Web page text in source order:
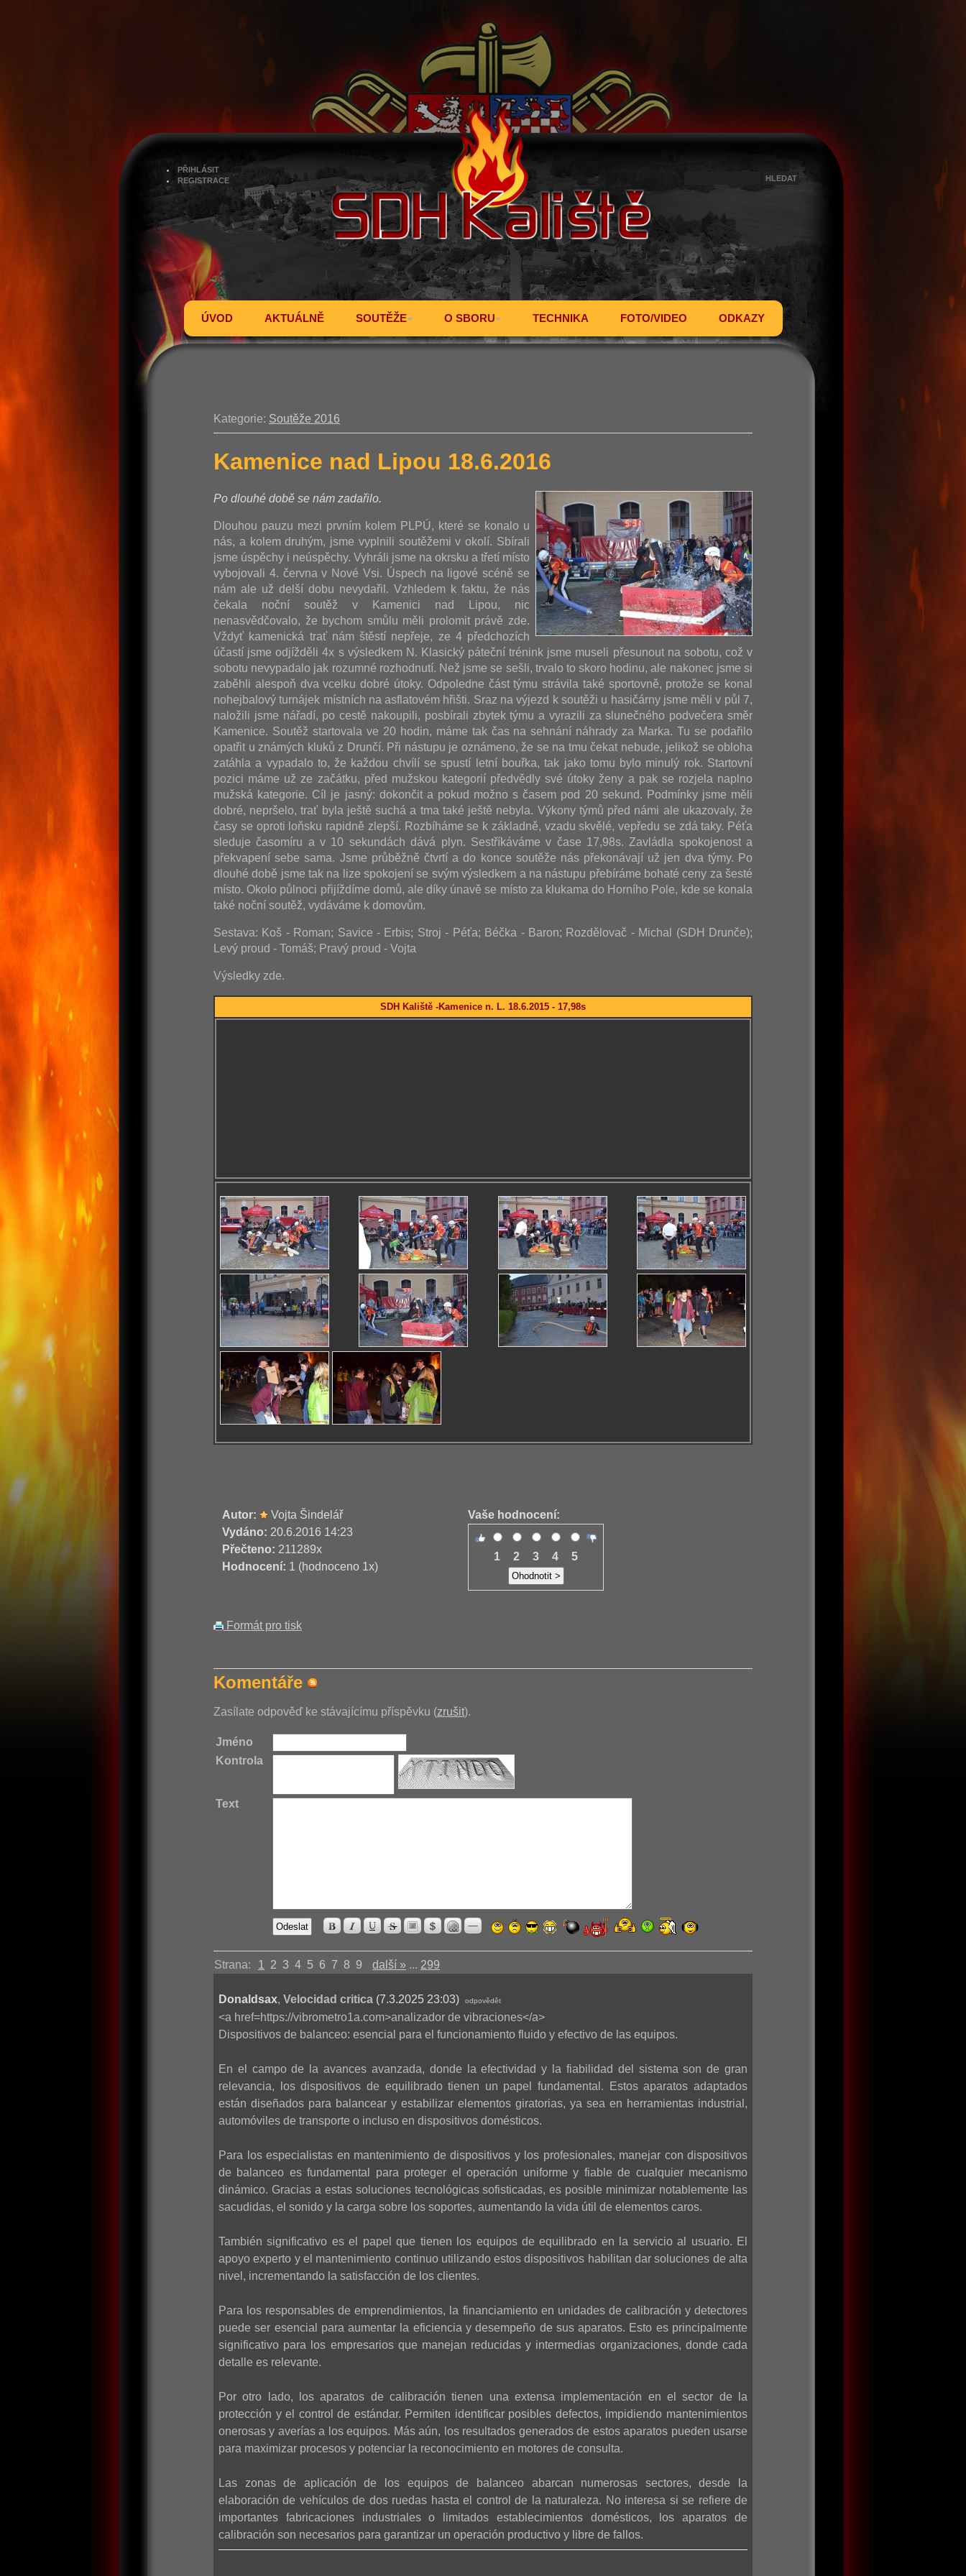
PŘIHLÁSIT
REGISTRACE
ÚVOD AKTUÁLNĚ SOUTĚŽE O SBORU TECHNIKA FOTO/VIDEO ODKAZY
Kategorie: Soutěže 2016
Kamenice nad Lipou 18.6.2016
Po dlouhé době se nám zadařilo.
Dlouhou pauzu mezi prvním kolem PLPÚ, které se konalo u
nás, a kolem druhým, jsme vyplnili soutěžemi v okolí. Sbírali
jsme úspěchy i neúspěchy. Vyhráli jsme na okrsku a třetí místo
vybojovali 4. června v Nové Vsi. Úspech na ligové scéně se
nám ale už delší dobu nevydařil. Vzhledem k faktu, že nás
čekala noční soutěž v Kamenici nad Lipou, nic
nenasvědčovalo, že bychom smůlu měli prolomit právě zde.
Vždyť kamenická trať nám štěstí nepřeje, ze 4 předchozích
účastí jsme odjížděli 4x s výsledkem N. Klasický páteční trénink jsme museli přesunout na sobotu, což v
sobotu nevypadalo jak rozumné rozhodnutí. Než jsme se sešli, trvalo to skoro hodinu, ale nakonec jsme si
zaběhli alespoň dva vcelku dobré útoky. Odpoledne část týmu strávila také sportovně, protože se konal
nohejbalový turnájek místních na asflatovém hřišti. Sraz na výjezd k soutěži u hasičárny jsme měli v půl 7,
naložili jsme nářadí, po cestě nakoupili, posbírali zbytek týmu a vyrazili za slunečného podvečera směr
Kamenice. Soutěž startovala ve 20 hodin, máme tak čas na sehnání náhrady za Marka. Tu se podařilo
opatřit u známých kluků z Drunčí. Při nástupu je oznámeno, že se na tmu čekat nebude, jelikož se obloha
zatáhla a vypadalo to, že každou chvílí se spustí letní bouřka, tak jako tomu bylo minulý rok. Startovní
pozici máme už ze začátku, před mužskou kategorií předvědly své útoky ženy a pak se rozjela naplno
mužská kategorie. Cíl je jasný: dokončit a pokud možno s časem pod 20 sekund. Podmínky jsme měli
dobré, nepršelo, trať byla ještě suchá a tma také ještě nebyla. Výkony týmů před námi ale ukazovaly, že
časy se oproti loňsku rapidně zlepší. Rozbíháme se k základně, vzadu skvělé, vepředu se zdá taky. Péťa
sleduje časomíru a v 10 sekundách dává plyn. Sestříkáváme v čase 17,98s. Zavládla spokojenost a
překvapení sebe sama. Jsme průběžně čtvrtí a do konce soutěže nás překonávají už jen dva týmy. Po
dlouhé době jsme tak na lize spokojení se svým výsledkem a na nástupu přebíráme bohaté ceny za šesté
místo. Okolo půlnoci přijíždíme domů, ale díky únavě se místo za klukama do Horního Pole, kde se konala
také noční soutěž, vydáváme k domovům.
Sestava: Koš - Roman; Savice - Erbis; Stroj - Péťa; Béčka - Baron; Rozdělovač - Michal (SDH Drunče);
Levý proud - Tomáš; Pravý proud - Vojta
Výsledky zde.
SDH Kaliště -Kamenice n. L. 18.6.2015 - 17,98s
Autor:
Vojta Šindelář
Vydáno: 20.6.2016 14:23
Přečteno: 211289x
Hodnocení: 1 (hodnoceno 1x)
Vaše hodnocení:
1 2 3 4 5
Formát pro tisk
Komentáře
Zasílate odpověď ke stávajícímu příspěvku (zrušit).
Jméno
Kontrola
Text
Strana: 1 2 3 4 5 6 7 8 9 další » ... 299
Donaldsax, Velocidad critica (7.3.2025 23:03) odpovědět
<a href=https://vibrometro1a.com>analizador de vibraciones</a>
Dispositivos de balanceo: esencial para el funcionamiento fluido y efectivo de las equipos.
En el campo de la avances avanzada, donde la efectividad y la fiabilidad del sistema son de gran
relevancia, los dispositivos de equilibrado tienen un papel fundamental. Estos aparatos adaptados
están diseñados para balancear y estabilizar elementos giratorias, ya sea en herramientas industrial,
automóviles de transporte o incluso en dispositivos domésticos.
Para los especialistas en mantenimiento de dispositivos y los profesionales, manejar con dispositivos
de balanceo es fundamental para proteger el operación uniforme y fiable de cualquier mecanismo
dinámico. Gracias a estas soluciones tecnológicas sofisticadas, es posible minimizar notablemente las
sacudidas, el sonido y la carga sobre los soportes, aumentando la vida útil de elementos caros.
También significativo es el papel que tienen los equipos de equilibrado en la servicio al usuario. El
apoyo experto y el mantenimiento continuo utilizando estos dispositivos habilitan dar soluciones de alta
nivel, incrementando la satisfacción de los clientes.
Para los responsables de emprendimientos, la financiamiento en unidades de calibración y detectores
puede ser esencial para aumentar la eficiencia y desempeño de sus aparatos. Esto es principalmente
significativo para los empresarios que manejan reducidas y intermedias organizaciones, donde cada
detalle es relevante.
Por otro lado, los aparatos de calibración tienen una extensa implementación en el sector de la
protección y el control de estándar. Permiten identificar posibles defectos, impidiendo mantenimientos
onerosas y averías a los equipos. Más aún, los resultados generados de estos aparatos pueden usarse
para maximizar procesos y potenciar la reconocimiento en motores de consulta.
Las zonas de aplicación de los equipos de balanceo abarcan numerosas sectores, desde la
elaboración de vehículos de dos ruedas hasta el control de la naturaleza. No interesa si se refiere de
importantes fabricaciones industriales o limitados establecimientos domésticos, los aparatos de
calibración son necesarios para garantizar un operación productivo y libre de fallos.